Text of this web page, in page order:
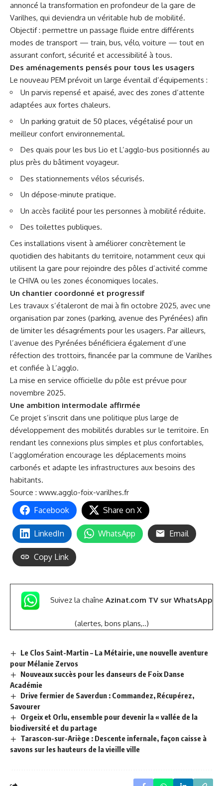
annoncé la transformation en profondeur de la gare de
Varilhes, qui deviendra un véritable hub de mobilité.
Objectif : permettre un passage fluide entre différents
modes de transport — train, bus, vélo, voiture — tout en
assurant confort, sécurité et accessibilité à tous.
Des aménagements pensés pour tous les usagers
Le nouveau PEM prévoit un large éventail d’équipements :
Un parvis repensé et apaisé, avec des zones d’attente
adaptées aux fortes chaleurs.
Un parking gratuit de 50 places, végétalisé pour un
meilleur confort environnemental.
Des quais pour les bus Lio et L’agglo-bus positionnés au
plus près du bâtiment voyageur.
Des stationnements vélos sécurisés.
Un dépose-minute pratique.
Un accès facilité pour les personnes à mobilité réduite.
Des toilettes publiques.
Ces installations visent à améliorer concrètement le
quotidien des habitants du territoire, notamment ceux qui
utilisent la gare pour rejoindre des pôles d’activité comme
le CHIVA ou les zones économiques locales.
Un chantier coordonné et progressif
Les travaux s’étaleront de mai à fin octobre 2025, avec une
organisation par zones (parking, avenue des Pyrénées) afin
de limiter les désagréments pour les usagers. Par ailleurs,
l’avenue des Pyrénées bénéficiera également d’une
réfection des trottoirs, financée par la commune de Varilhes
et confiée à L’agglo.
La mise en service officielle du pôle est prévue pour
novembre 2025.
Une ambition intermodale affirmée
Ce projet s’inscrit dans une politique plus large de
développement des mobilités durables sur le territoire. En
rendant les connexions plus simples et plus confortables,
l’agglomération encourage les déplacements moins
carbonés et adapte les infrastructures aux besoins des
habitants.
Source : www.agglo-foix-varilhes.fr
Facebook Share on X
LinkedIn WhatsApp Email
Copy Link
Suivez la chaîne Azinat.com TV sur WhatsApp
(alertes, bons plans,..)
Le Clos Saint-Martin – La Métairie, une nouvelle aventure
pour Mélanie Zervos
Nouveaux succès pour les danseurs de Foix Danse
Académie
Drive fermier de Saverdun : Commandez, Récupérez,
Savourer
Orgeix et Orlu, ensemble pour devenir la « vallée de la
biodiversité et du partage
Tarascon-sur-Ariège : Descente infernale, façon caisse à
savons sur les hauteurs de la vieille ville